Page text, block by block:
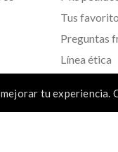
tu experiencia.
Tus
Preguntas
Línea ética